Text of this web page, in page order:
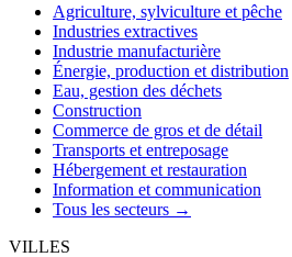
Agriculture, sylviculture et pêche
Industries extractives
Industrie manufacturière
Énergie, production et distribution
Eau, gestion des déchets
Construction
Commerce de gros et de détail
Transports et entreposage
Hébergement et restauration
Information et communication
Tous les secteurs →
VILLES